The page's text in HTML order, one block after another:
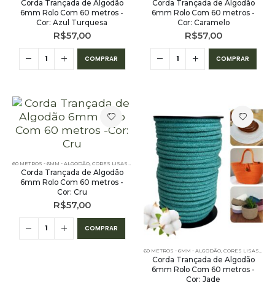
Corda Trançada de Algodão
6mm Rolo Com 60 metros -
Cor: Azul Turquesa
R$57,00
COMPRAR
Corda Trançada de Algodão
6mm Rolo Com 60 metros -
Cor: Caramelo
R$57,00
COMPRAR
60 METROS - 6MM - ALGODÃO CORES LISAS - 60 METROS - 6MM - ALGODÃO ,PE – 6MM – ALGODÃO -
Corda Trançada de Algodão
6mm Rolo Com 60 metros -
Cor: Cru
R$57,00
COMPRAR
60 METROS - 6MM - ALGODÃO, CORES LISAS - 60 METROS - 6MM - ALGODÃO
Corda Trançada de Algodão
6mm Rolo Com 60 metros -
Cor: Jade